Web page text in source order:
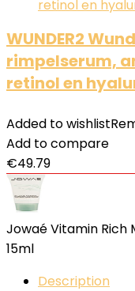
WUNDER2
rimpelserum,
retinol en
Added to wishlist
Add to compare
€49.79
Jowaé Vitamin Rich
15ml
Description